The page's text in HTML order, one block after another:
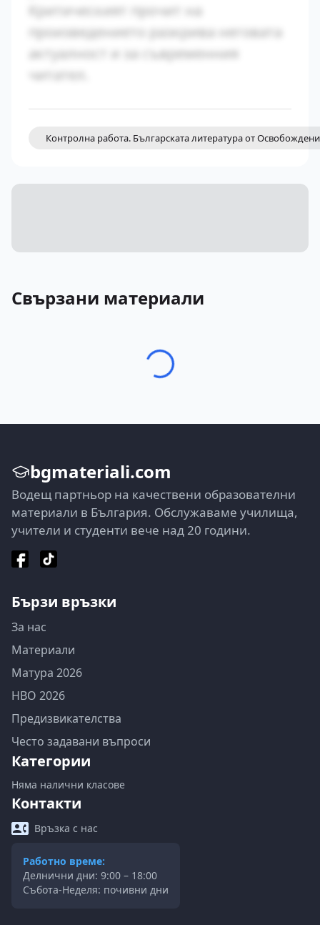
Критическият прочит на
произведението разкрива неговата
актуалност и за съвременния
читател.
Контролна работа. Българската литература от
Свързани материали
bgmateriali.com
Водещ партньор на качествени образователни
материали в България. Обслужаваме училища,
учители и студенти вече над 20 години.
Бързи връзки
За нас
Материали
Матура 2026
НВО 2026
Предизвикателства
Често задавани въпроси
Категории
Няма налични класове
Контакти
Връзка с нас
Работно време:
Делнични дни: 9:00 – 18:00
Събота-Неделя: почивни дни